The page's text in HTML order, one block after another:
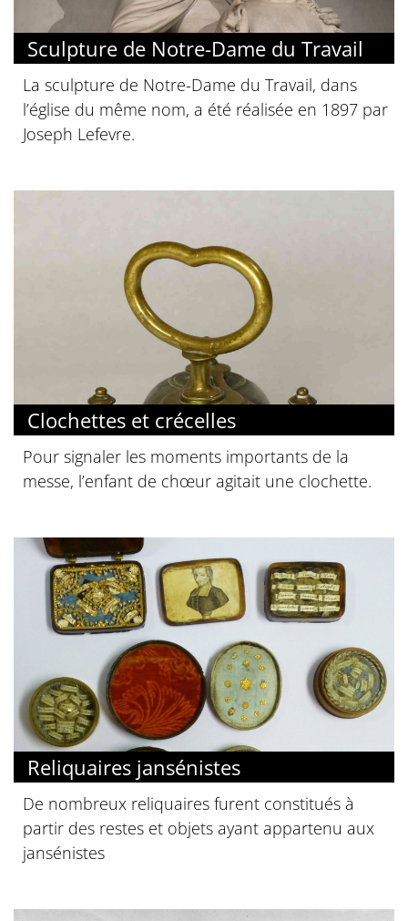
Sculpture de Notre-Dame du Travail
La sculpture de Notre-Dame du Travail, dans
l’église du même nom, a été réalisée en 1897 par
Joseph Lefevre.
Clochettes et crécelles
Pour signaler les moments importants de la
messe, l’enfant de chœur agitait une clochette.
Reliquaires jansénistes
De nombreux reliquaires furent constitués à
partir des restes et objets ayant appartenu aux
jansénistes